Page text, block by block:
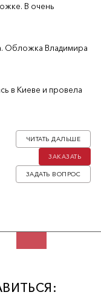
В очень
Обложка Владимира
в Киеве и провела
После
для
С 1950 года
ЗАДАТЬ ВОПРОС
ЗАКАЗАТЬ
ЧИТАТЬ ДАЛЬШЕ